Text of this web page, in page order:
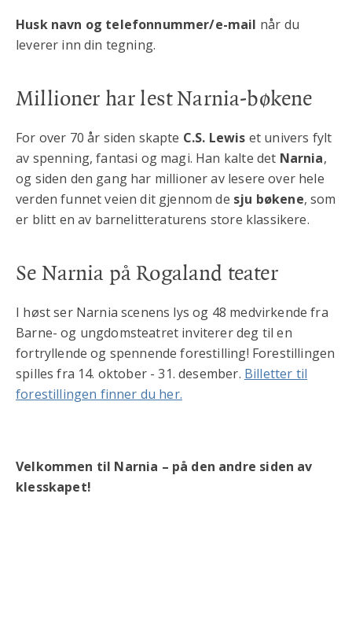
Husk navn og telefonnummer/e-mail når du
leverer inn din tegning.
Millioner har lest Narnia-bøkene
For over 70 år siden skapte C.S. Lewis et univers fylt
av spenning, fantasi og magi. Han kalte det Narnia,
og siden den gang har millioner av lesere over hele
verden funnet veien dit gjennom de sju bøkene, som
er blitt en av barnelitteraturens store klassikere.
Se Narnia på Rogaland teater
I høst ser Narnia scenens lys og 48 medvirkende fra
Barne- og ungdomsteatret inviterer deg til en
fortryllende og spennende forestilling! Forestillingen
spilles fra 14. oktober - 31. desember. Billetter til
forestillingen finner du her.
Velkommen til Narnia – på den andre siden av
klesskapet!